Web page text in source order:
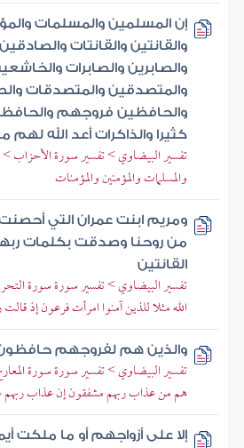
إن المسلمين والمسلمات
والقانتين والقانتات
والصابرين والصابرات
والمتصدقين والمتصدقات
والحافظين فروجهم
كثيرا والذاكرات أعد الله لهم
تفسير البيضاوي > تفسير سورة الأحزاب >
والمسلمات والمؤمنين والمؤمنات
ومريم ابنت عمران التي
من روحنا وصدقت بكلمات
القانتين
تفسير البيضاوي > تفسير سورة سورة
الله مثلا للذين آمنوا امرأت فرعون إذ
والذين هم لفروجهم
تفسير البيضاوي > تفسير سورة سورة
هم من عذاب ربهم مشفقون إن عذاب ربهم
إلا على أزواجهم أو ما ملكت